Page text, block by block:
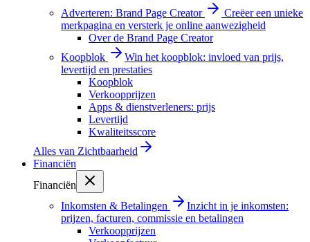
Adverteren: Brand Page Creator
Creëer een unieke
merkpagina en versterk je online aanwezigheid
Over de Brand Page Creator
Koopblok
Win het koopblok: invloed van prijs,
levertijd en prestaties
Koopblok
Verkoopprijzen
Apps & dienstverleners: prijs
Levertijd
Kwaliteitsscore
Alles van Zichtbaarheid
Financiën
Financiën
Inkomsten & Betalingen
Inzicht in je inkomsten:
prijzen, facturen, commissie en betalingen
Verkoopprijzen